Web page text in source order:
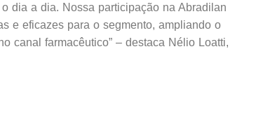
dia a dia. Nossa participação na Abradilan
e eficazes para o segmento, ampliando o
canal farmacêutico” – destaca Nélio Loatti,